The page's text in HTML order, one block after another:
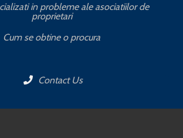
in probleme ale asociatiilor de
proprietari
Cum se obtine o procura
Contact Us